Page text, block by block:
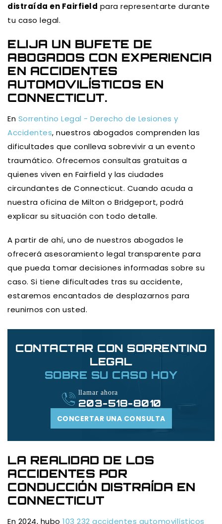
distraída en Fairfield para representarte durante
tu caso legal.
ELIJA UN BUFETE DE
ABOGADOS CON EXPERIENCIA
EN ACCIDENTES
AUTOMOVILÍSTICOS EN
CONNECTICUT.
En Sorrentino Legal - Derecho de Lesiones y
Accidentes, nuestros abogados comprenden las
dificultades que conlleva sobrevivir a un evento
traumático. Ofrecemos consultas gratuitas a
quienes viven en Fairfield y las ciudades
circundantes de Connecticut. Cuando acuda a
nuestra oficina de Milton o Bridgeport, podrá
explicar su situación con todo detalle.
A partir de ahí, uno de nuestros abogados le
ofrecerá asesoramiento legal transparente para
que pueda tomar decisiones informadas sobre su
caso. Si tiene dificultades tras su accidente,
estaremos encantados de desplazarnos para
reunirnos con usted.
CONTACTAR CON SORRENTINO
LEGAL
SOBRE SU CASO HOY
CONCERTAR UNA CONSULTA
llamar ahora
203-518-8010
LA REALIDAD DE LOS
ACCIDENTES POR
CONDUCCIÓN DISTRAÍDA EN
CONNECTICUT
En 2024, hubo 103 232 accidentes automovilísticos